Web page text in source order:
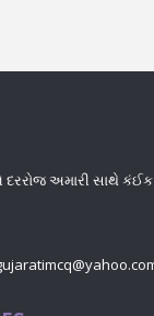
દરરોજ અમારી સાથે